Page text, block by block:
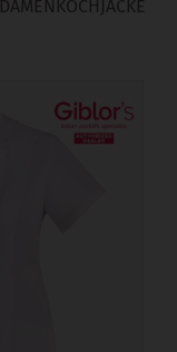
DAMENKOCHJACKE